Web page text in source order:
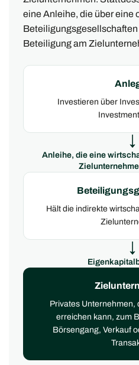
eine Anleihe, die über eine
Beteiligung am
Investieren über
↓
Anleihe, die eine
Hält die indirekte
↓
Privates Unternehmen,
erreichen kann, zum
Börsengang, Verkauf